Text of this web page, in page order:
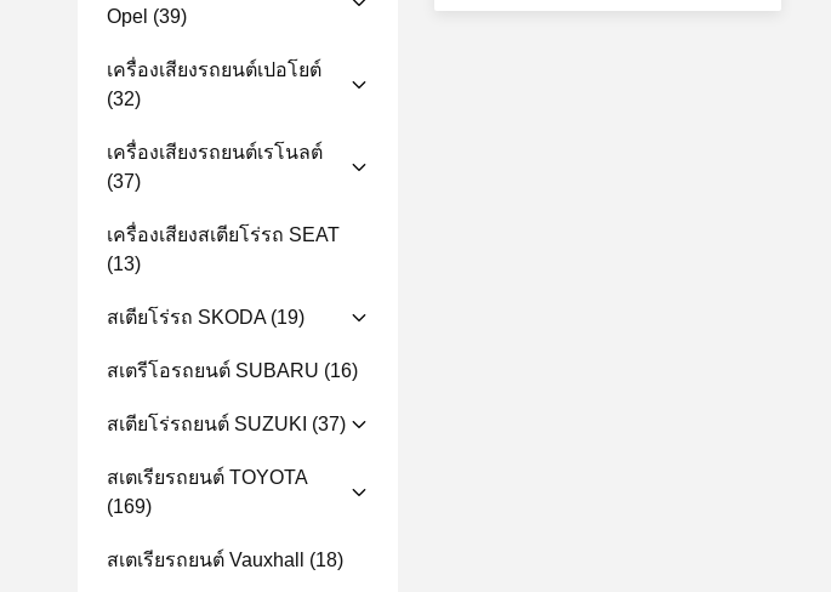
Opel (39)
เครื่องเสียงรถยนต์เปอโยต์
(32)
เครื่องเสียงรถยนต์เรโนลต์
(37)
เครื่องเสียงสเตียโร่รถ SEAT
(13)
สเตียโร่รถ SKODA(19)
สเตรีโอรถยนต์ SUBARU (16)
สเตียโร่รถยนต์ SUZUKI (37)
สเตเรียรถยนต์ TOYOTA
(169)
สเตเรียรถยนต์ Vauxhall (18)